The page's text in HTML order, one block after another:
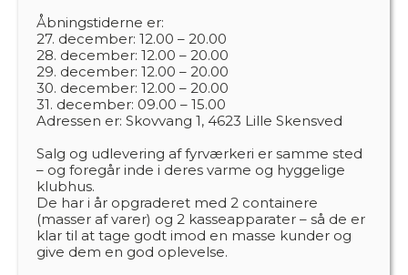
Åbningstiderne er:
27. december: 12.00 – 20.00
28. december: 12.00 – 20.00
29. december: 12.00 – 20.00
30. december: 12.00 – 20.00
31. december: 09.00 – 15.00
Adressen er: Skovvang 1, 4623 Lille Skensved
Salg og udlevering af fyrværkeri er samme sted
– og foregår inde i deres varme og hyggelige
klubhus.
De har i år opgraderet med 2 containere
(masser af varer) og 2 kasseapparater – så de er
klar til at tage godt imod en masse kunder og
give dem en god oplevelse.